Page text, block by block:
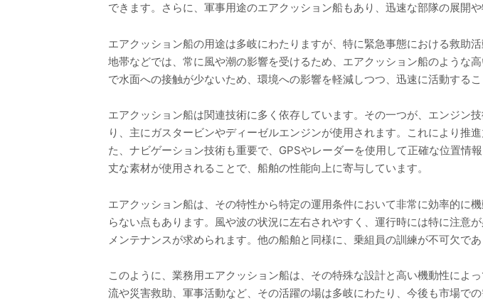
できます。さらに、軍事用途のエアクッション船もあり、迅速な部隊の展開や
エアクッション船の用途は多岐にわたりますが、特に緊急事態における救助
地帯などでは、常に風や潮の影響を受けるため、エアクッション船のような
で水面への接触が少ないため、環境への影響を軽減しつつ、迅速に活動するこ
エアクッション船は関連技術に多く依存しています。その一つが、エンジン
り、主にガスタービンやディーゼルエンジンが使用されます。これにより推
た、ナビゲーション技術も重要で、GPSやレーダーを使用して正確な位置
丈な素材が使用されることで、船舶の性能向上に寄与しています。
エアクッション船は、その特性から特定の運用条件において非常に効率的に
らない点もあります。風や波の状況に左右されやすく、運行時には特に注意
メンテナンスが求められます。他の船舶と同様に、乗組員の訓練が不可欠で
このように、業務用エアクッション船は、その特殊な設計と高い機動性によ
流や災害救助、軍事活動など、その活躍の場は多岐にわたり、今後も市場で